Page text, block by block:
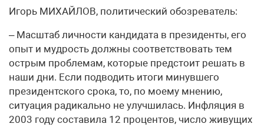
Игорь МИХАЙЛОВ, политический обозреватель:
– Масштаб личности кандидата в президенты, его
опыт и мудрость должны соответствовать тем
острым проблемам, которые предстоит решать в
наши дни. Если подводить итоги минувшего
президентского срока, то, по моему мнению,
ситуация радикально не улучшилась. Инфляция в
2003 году составила 12 процентов, число живущих